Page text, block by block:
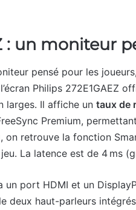
: un moniteur
pensé pour les
Philips 272E1GAEZ
larges. Il affiche un taux de
Premium,
on retrouve la fonction
La latence est de 4 ms
un port HDMI et un
deux haut-parleurs